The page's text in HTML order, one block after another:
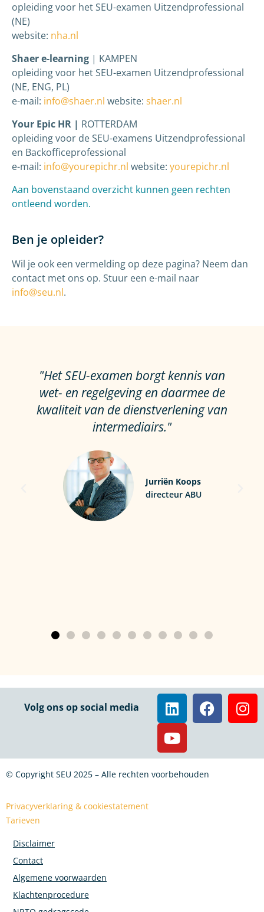
opleiding voor het SEU-examen Uitzendprofessional
(NE)
website: nha.nl
Shaer e-learning | KAMPEN
opleiding voor het SEU-examen Uitzendprofessional
(NE, ENG, PL)
e-mail: info@shaer.nl website: shaer.nl
Your Epic HR | ROTTERDAM
opleiding voor de SEU-examens Uitzendprofessional
en Backofficeprofessional
e-mail: info@yourepichr.nl website: yourepichr.nl
Aan bovenstaand overzicht kunnen geen rechten
ontleend worden.
Ben je opleider?
Wil je ook een vermelding op deze pagina? Neem dan
contact met ons op. Stuur een e-mail naar
info@seu.nl.
"Het SEU-examen borgt kennis van
wet- en regelgeving en daarmee de
kwaliteit van de dienstverlening van
intermediairs."
Jurriën Koops
directeur ABU
Volg ons op social media
© Copyright SEU 2025 – Alle rechten voorbehouden
Privacyverklaring & cookiestatement
Tarieven
Disclaimer
Contact
Algemene voorwaarden
Klachtenprocedure